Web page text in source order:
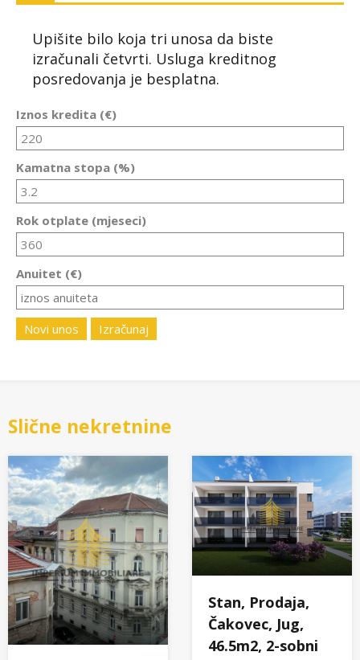
Upišite bilo koja tri unosa da biste
izračunali četvrti. Usluga kreditnog
posredovanja je besplatna.
Iznos kredita (€)
Kamatna stopa (%)
Rok otplate (mjeseci)
Anuitet (€)
Novi unos Izračunaj
Slične nekretnine
Stan, Prodaja,
Čakovec, Jug,
46.5m2, 2-sobni